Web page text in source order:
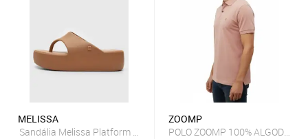
MELISSA
Sandália Melissa Platform Thong Ad Caramelo
ZOOMP
POLO ZOOMP 100% ALGODÃO